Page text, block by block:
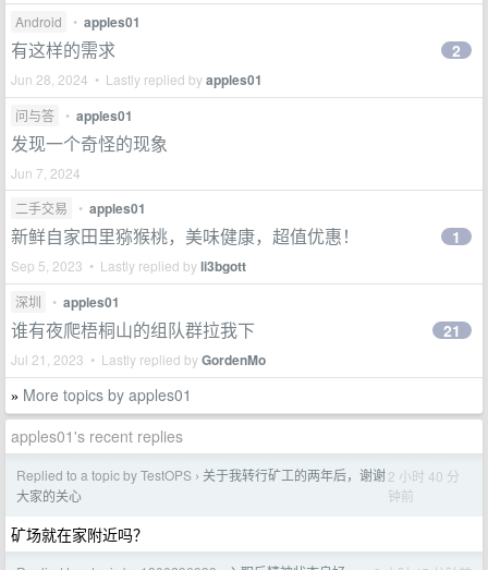
Android
• apples01
有这样的需求
Jun 28, 2024 • Lastly replied byapples01
2
问与答 • apples01
发现一个奇怪的现象
Jun 7, 2024
二手交易
• apples01
新鲜自家田里猕猴桃，美味健康，超值优惠！
Sep 5, 2023 • Lastly replied byli3bgott
1
深圳 • apples01
谁有夜爬梧桐山的组队群拉我下
Jul 21, 2023 • Lastly replied byGordenMo
21
» More topics by apples01
apples01's recent replies
Replied to a topic by TestOPS › 关于我转行矿工的两年后，谢谢
大家的关心
2 小时 40 分
钟前
矿场就在家附近吗？